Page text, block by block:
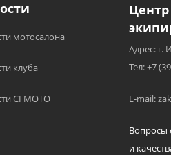
мотосалона
клуба
CFMOTO
Адрес: г.
Тел: +7
E-mail:
Вопросы
и